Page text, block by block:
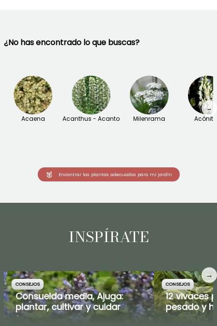
¿No has encontrado lo que buscas?
Acaena Acanthus - Acanto Milenrama
→
Encontrar las plantas adecuadas para mi jardín
INSPÍRATE
CONSEJOS
Consuelda media, Ajuga:
plantar, cultivar y cuidar
CONSEJOS
12 vivaces
pesado y
→